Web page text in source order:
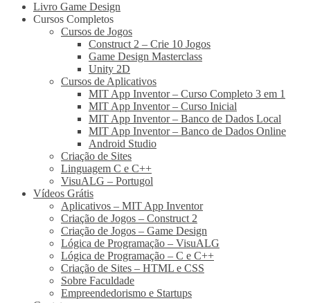
Livro Game Design
Cursos Completos
Cursos de Jogos
Construct 2 – Crie 10 Jogos
Game Design Masterclass
Unity 2D
Cursos de Aplicativos
MIT App Inventor – Curso Completo 3 em 1
MIT App Inventor – Curso Inicial
MIT App Inventor – Banco de Dados Local
MIT App Inventor – Banco de Dados Online
Android Studio
Criação de Sites
Linguagem C e C++
VisuALG – Portugol
Vídeos Grátis
Aplicativos – MIT App Inventor
Criação de Jogos – Construct 2
Criação de Jogos – Game Design
Lógica de Programação – VisuALG
Lógica de Programação – C e C++
Criação de Sites – HTML e CSS
Sobre Faculdade
Empreendedorismo e Startups